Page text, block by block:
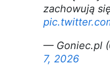
zachowują
— Goniec.pl
7, 2026